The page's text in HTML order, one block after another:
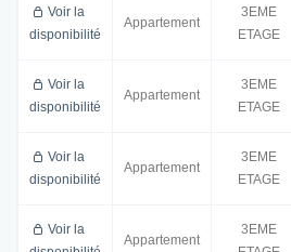
Voir la
disponibilité
Appartement
3EME
ETAGE
Voir la
disponibilité
Appartement
3EME
ETAGE
Voir la
disponibilité
Appartement
3EME
ETAGE
Voir la
Appartement
3EME